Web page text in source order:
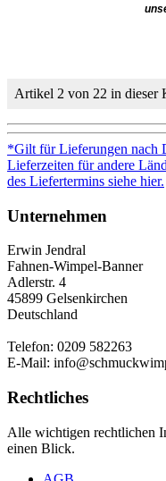
Artikel 2 von 22 in dieser
*Gilt für Lieferungen nach
Lieferzeiten für andere
des Liefertermins siehe hier.
Unternehmen
Erwin Jendral
Fahnen-Wimpel-Banner
Adlerstr. 4
45899 Gelsenkirchen
Deutschland
Telefon: 0209 582263
E-Mail:
Rechtliches
Alle wichtigen rechtlichen
einen Blick.